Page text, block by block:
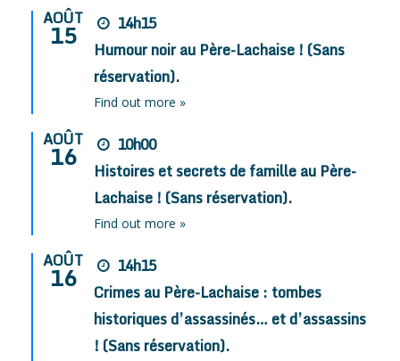
AOÛT
15
14h15
Humour noir au Père-Lachaise ! (Sans
réservation).
Find out more »
AOÛT
16
10h00
Histoires et secrets de famille au Père-
Lachaise ! (Sans réservation).
Find out more »
AOÛT
16
14h15
Crimes au Père-Lachaise : tombes
historiques d’assassinés… et d’assassins
! (Sans réservation).